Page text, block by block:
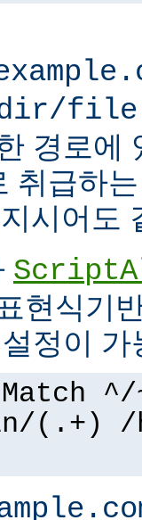
dir/
경로에
취급하
지시어도
현식기
정이
(.+) /